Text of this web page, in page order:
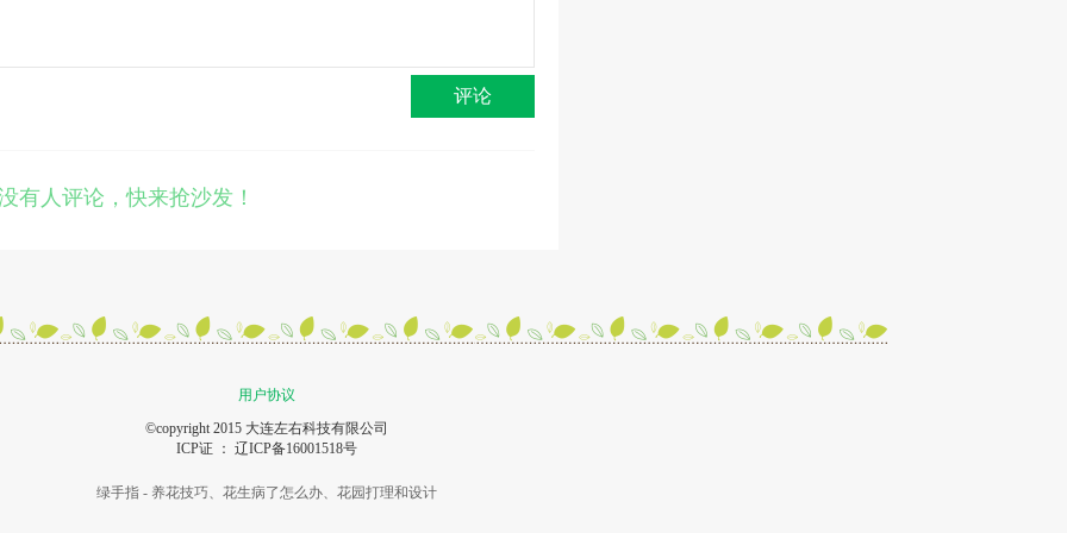
评论
有人评论，快来抢沙发！
用户协议
©copyright 2015 大连左右科技有限公司
ICP证 ： 辽ICP备16001518号
绿手指 - 养花技巧、花生病了怎么办、花园打理和设计